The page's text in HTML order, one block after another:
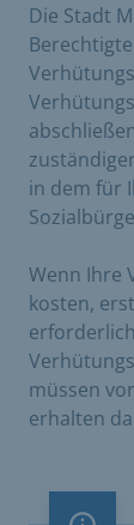
Die Stadt
in dem für
Wenn Ihre
kosten,
müssen
erhalten